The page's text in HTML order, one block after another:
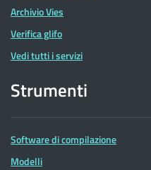
Archivio Vies
Verifica glifo
Vedi tutti i servizi
Strumenti
Software di compilazione
Modelli